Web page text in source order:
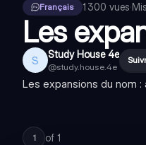
Français
1 300 vues·
Les
S Study House 4e
@study.house.4e
Les expansions du nom
1 of 1